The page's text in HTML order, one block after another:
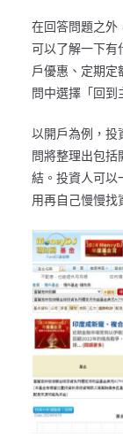
在回答問題之外
可以了解一下有
戶優惠、定期定
問中選擇「回到
以開戶為例，投
問將整理出包括
結。投資人可以
用再自己慢慢找